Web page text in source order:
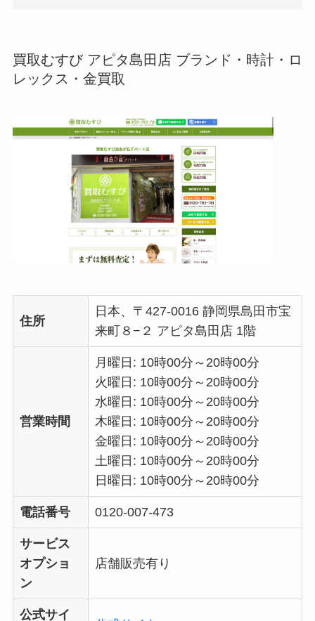
買取むすび アピタ島田店 ブランド・時計・ロ
レックス・金買取
住所
日本、〒427-0016 静岡県島田市宝
来町８−２ アピタ島田店 1階
営業時間
月曜日: 10時00分～20時00分
火曜日: 10時00分～20時00分
水曜日: 10時00分～20時00分
木曜日: 10時00分～20時00分
金曜日: 10時00分～20時00分
土曜日: 10時00分～20時00分
日曜日: 10時00分～20時00分
電話番号 0120-007-473
サービス
オプショ
ン
店舗販売有り
公式サイ